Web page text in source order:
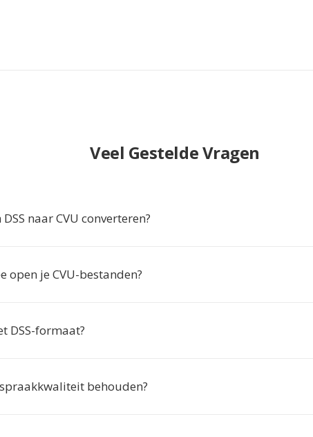
Veel Gestelde Vragen
naar CVU converteren?
open je CVU-bestanden?
DSS-formaat?
behouden?